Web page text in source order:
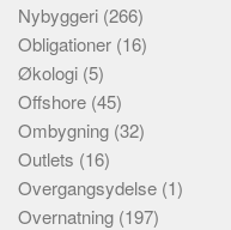
Nybyggeri (266)
Obligationer (16)
Økologi (5)
Offshore (45)
Ombygning (32)
Outlets (16)
Overgangsydelse (1)
Overnatning (197)